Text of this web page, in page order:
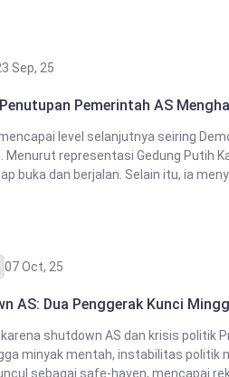
Sep, 25
Pemerintah AS
level selanjutnya seiring
representasi Gedung Putih
buka dan berjalan. Selain itu, ia
07 Oct, 25
AS: Dua Penggerak Kunci
shutdown AS dan krisis politik
minyak mentah, instabilitas politik
sebagai safe-haven, mencapai